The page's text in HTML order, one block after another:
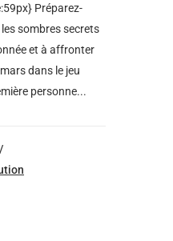
Préparez-
sombres secrets
et à affronter
dans le jeu
personne...
/